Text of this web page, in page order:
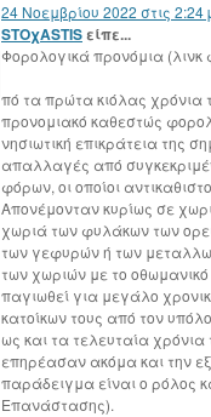
24 Νοεμβρίου 2022 στις 2:24
STOχASTISείπε...
Φορολογικά προνόμια
πό τα πρώτα κιόλας χρόνια
προνομιακό καθεστώς
νησιωτική επικράτεια της
απαλλαγές από
φόρων, οι οποίοι
Aπονέμονταν κυρίως σε
χωριά των φυλάκων των
των γεφυρών ή των
των χωριών με το
παγιωθεί για μεγάλο
κατοίκων τους από τον
ως και τα τελευταία
επηρέασαν ακόμα και την
παράδειγμα είναι ο ρόλος
Eπανάστασης).